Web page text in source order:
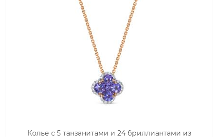
Колье с 5 танзанитами и 24 бриллиантами из